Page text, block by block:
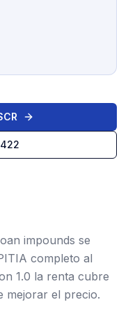
impounds se
completo al
1.0 la renta cubre
mejorar el precio.